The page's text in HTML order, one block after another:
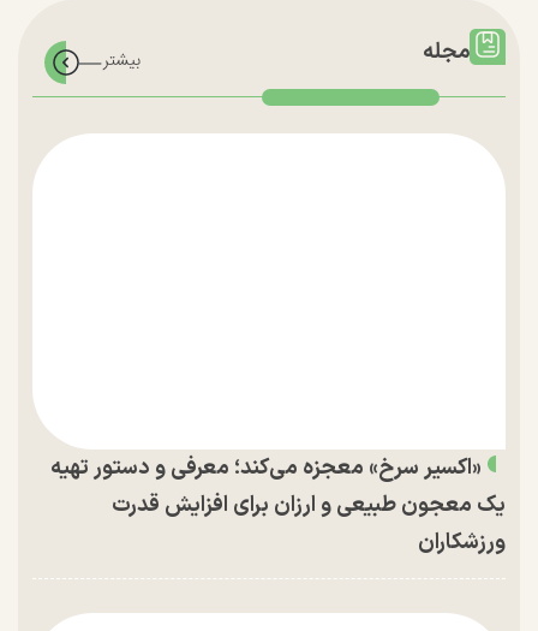
مجله
«اکسیر سرخ» معجزه می‌کند؛ معرفی و دستور تهیه
یک معجون طبیعی و ارزان برای افزایش قدرت
ورزشکاران